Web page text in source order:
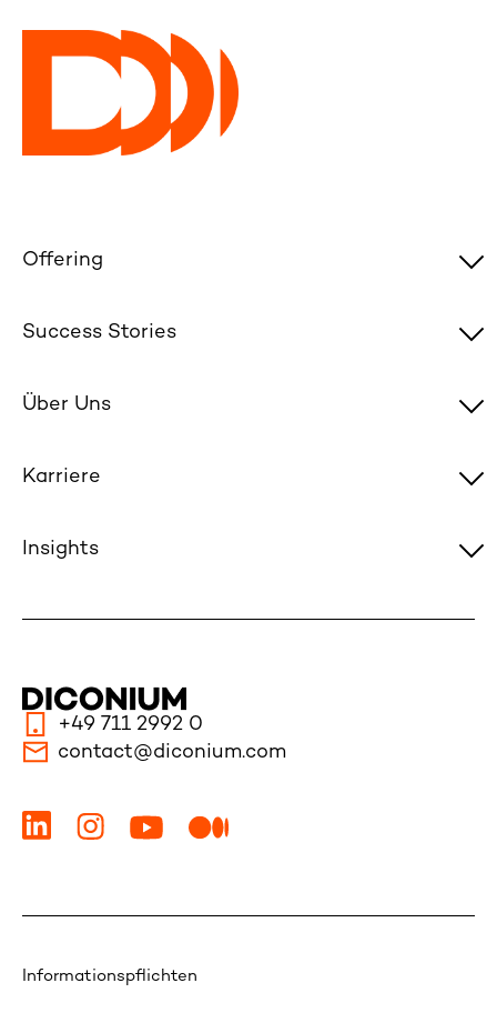
Offering
Success Stories
Über Uns
Karriere
Insights
+49 711 2992 0
contact@diconium.com
Informationspflichten